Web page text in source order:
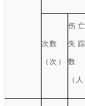
次数
（次）
伤
失
数
（人